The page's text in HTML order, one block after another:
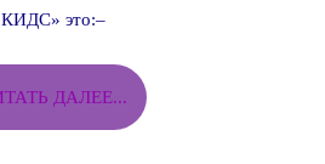
КИДС» это:–
ДАЛЕЕ... ЧИТАТЬ
ДАЛЕЕ...